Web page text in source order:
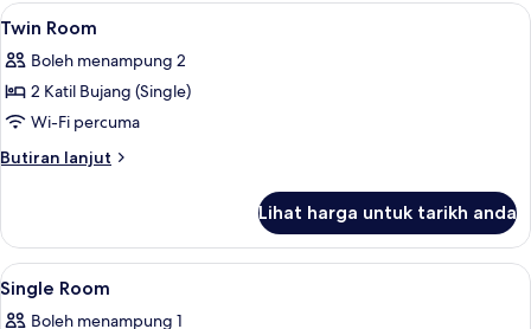
Lihat
semua
foto
untuk
Twin
Room
Twin Room | Peralatan tempat tidur
6
Twin Room
Boleh menampung 2
2 Katil Bujang (Single)
Wi-Fi percuma
Butiran lanjut
Butiran
Room
Lihat harga untuk tarikh anda
Lihat
semua
Peralatan tempat tidur premium,
2
Single Room
Boleh menampung 1